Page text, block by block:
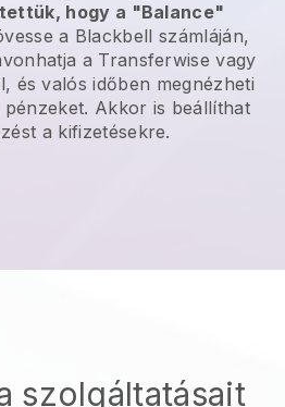
hogy a "Balance"
a Blackbell számláján,
a Transferwise vagy
és valós időben megnézheti
pénzeket. Akkor is beállíthat
a kifizetésekre.
szolgáltatásait